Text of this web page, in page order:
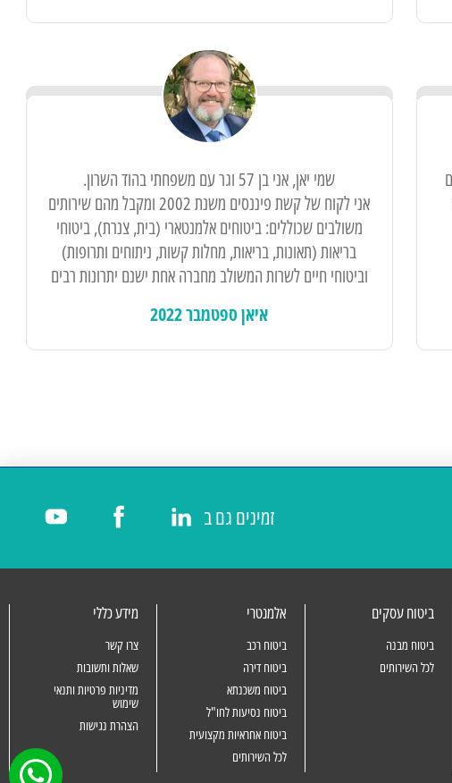
שמי יאן, אני בן 57 וגר עם משפחתי בהוד השרון.
אני לקוח של קשת פיננסים משנת 2002 ומקבל מהם שירותים
משולבים שכוללים: ביטוחים אלמנטארי (בית, צנרת), ביטוחי
בריאות (תאונות, בריאות, מחלות קשות, ניתוחים ותרופות)
וביטוחי חיים לשרות המשולב מחברה אחת ישנם יתרונות רבים
איאן ספטמבר 2022
זמינים גם ב
ביטוח עסקים
ביטוח מבנה
לכל השירותים
אלמנטרי
ביטוח רכב
ביטוח דירה
ביטוח משכנתא
ביטוח נסיעות לחו"ל
ביטוח אחראיות מקצועית
לכל השירותים
מידע כללי
צרו קשר
שאלות ותשובות
מדיניות פרטיות ותנאי
שימוש
הצהרת נגישות